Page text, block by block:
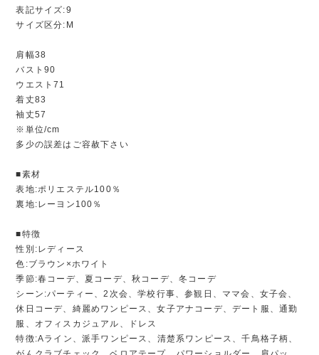
表記サイズ:9
サイズ区分:M
肩幅38
バスト90
ウエスト71
着丈83
袖丈57
※単位/cm
多少の誤差はご容赦下さい
■素材
表地:ポリエステル100％
裏地:レーヨン100％
■特徴
性別:レディース
色:ブラウン×ホワイト
季節:春コーデ、夏コーデ、秋コーデ、冬コーデ
シーン:パーティー、2次会、学校行事、参観日、ママ会、女子会、
休日コーデ、綺麗めワンピース、女子アナコーデ、デート服、通勤
服、オフィスカジュアル、ドレス
特徴:Aライン、派手ワンピース、清楚系ワンピース、千鳥格子柄、